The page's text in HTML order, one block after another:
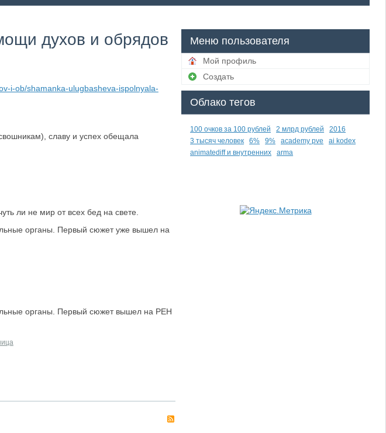
духов и обрядов
i-ob/shamanka-ulugbasheva-ispolnyala-
славу и успех обещала
ли не мир от всех бед на свете.
органы. Первый сюжет уже вышел на
органы. Первый сюжет вышел на РЕН
Меню пользователя
Мой профиль
Создать
Облако тегов
100 очков за 100 рублей 2 млрд рублей
2016
3 тысяч человек
6% 9% academy pve
ai kodex
animatediff и внутренних
arma